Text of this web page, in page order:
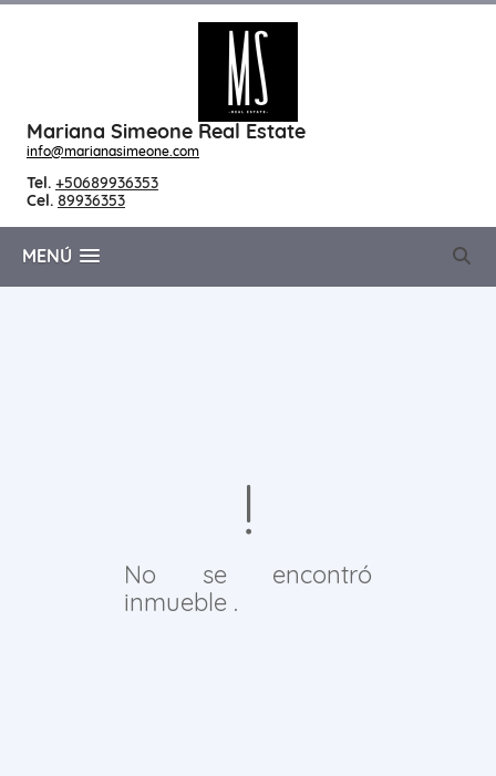
Mariana Simeone Real Estate
info@marianasimeone.com
Tel. +50689936353
Cel. 89936353
MENÚ
No se encontró
inmueble .